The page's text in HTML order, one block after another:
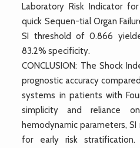
Laboratory Risk Indicator
quick Sequen-tial Organ
SI threshold of 0.866
83.2% specificity.
CONCLUSION: The Shock
prognostic accuracy
systems in patients with
simplicity and reliance
hemodynamic parameters,
for early risk stratification.